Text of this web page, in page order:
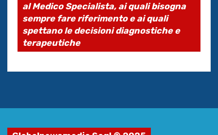
al Medico Specialista, ai quali bisogna
sempre fare riferimento e ai quali
spettano le decisioni diagnostiche e
terapeutiche